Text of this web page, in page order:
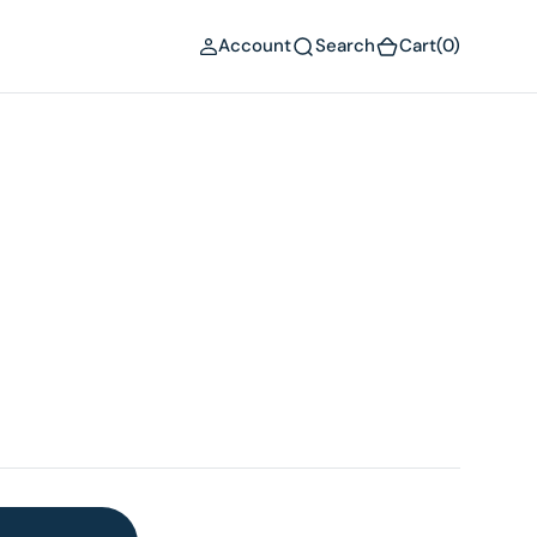
Account Search Cart(0)